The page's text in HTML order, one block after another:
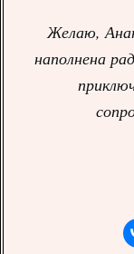
Желаю,
наполнена